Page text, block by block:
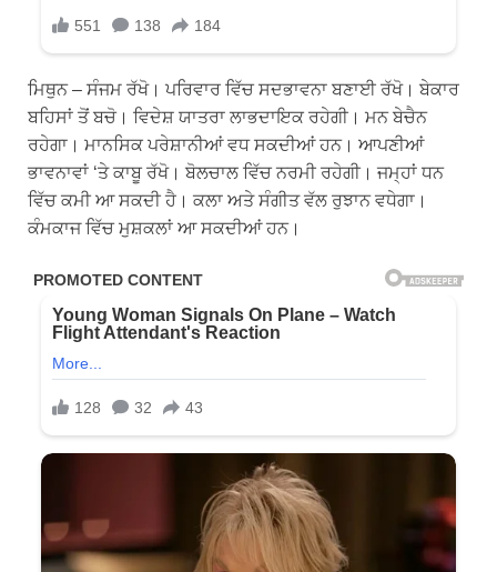
ਮਿਥੁਨ – ਸੰਜਮ ਰੱਖੋ। ਪਰਿਵਾਰ ਵਿੱਚ ਸਦਭਾਵਨਾ ਬਣਾਈ ਰੱਖੋ। ਬੇਕਾਰ
ਬਹਿਸਾਂ ਤੋਂ ਬਚੋ। ਵਿਦੇਸ਼ ਯਾਤਰਾ ਲਾਭਦਾਇਕ ਰਹੇਗੀ। ਮਨ ਬੇਚੈਨ
ਰਹੇਗਾ। ਮਾਨਸਿਕ ਪਰੇਸ਼ਾਨੀਆਂ ਵਧ ਸਕਦੀਆਂ ਹਨ। ਆਪਣੀਆਂ
ਭਾਵਨਾਵਾਂ ‘ਤੇ ਕਾਬੂ ਰੱਖੋ। ਬੋਲਚਾਲ ਵਿੱਚ ਨਰਮੀ ਰਹੇਗੀ। ਜਮ੍ਹਾਂ ਧਨ
ਵਿੱਚ ਕਮੀ ਆ ਸਕਦੀ ਹੈ। ਕਲਾ ਅਤੇ ਸੰਗੀਤ ਵੱਲ ਰੁਝਾਨ ਵਧੇਗਾ।
ਕੰਮਕਾਜ ਵਿੱਚ ਮੁਸ਼ਕਲਾਂ ਆ ਸਕਦੀਆਂ ਹਨ।